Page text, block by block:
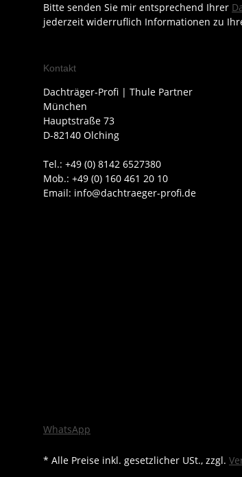
Bitte senden Sie mir entsprechend Ihrer
jederzeit widerruflich Informationen zu
Kontakt
Dachträger-Profi | Thule Partner
München
Hauptstraße 73
D-82140 Olching
Tel.: +49 (0) 8142 6527380
Mob.: +49 (0) 160 461 20 10
Email: info@dachtraeger-profi.de
WhatsApp
* Alle Preise inkl. gesetzlicher USt., zzgl.